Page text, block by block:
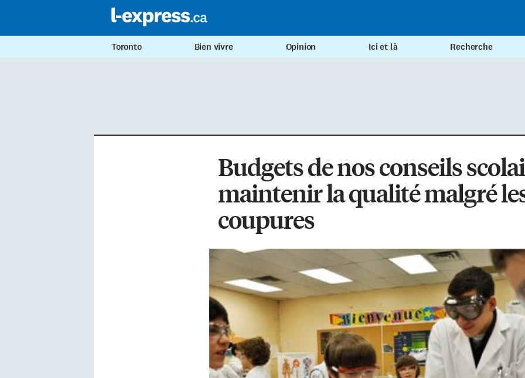
Toronto Bien vivre Opinion Ici et là Recherche
Budgets de nos conseils
maintenir la qualité malgré
coupures